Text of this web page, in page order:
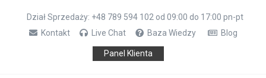
Dział Sprzedaży: +48 789 594 102 od 09:00 do 17:00 pn-pt
Kontakt
Live Chat Baza Wiedzy Blog
Panel Klienta